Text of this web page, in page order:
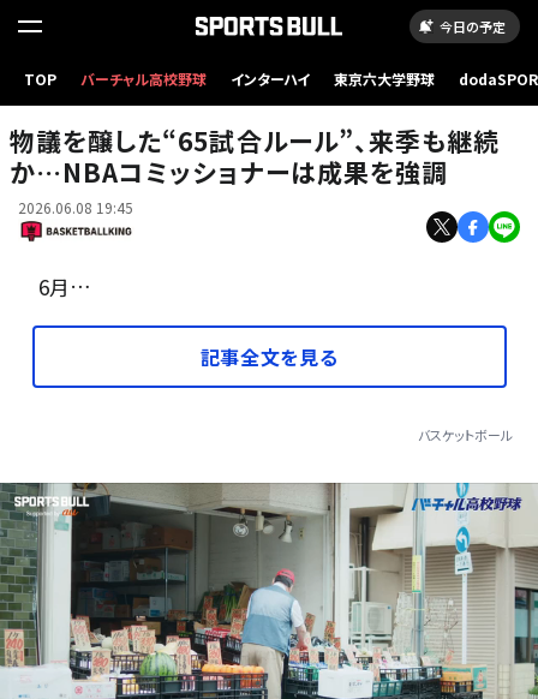
今日の予定
TOP バーチャル高校野球 インターハイ 東京六大学野球
“65試合ルール”の是非についてコミッショナーが言及 [写真] = Getty Images
物議を醸した“65試合ルール”、来季も継続
か…NBAコミッショナーは成果を強調
2026.06.08 19:45
6月…
記事全文を見る
バスケットボール